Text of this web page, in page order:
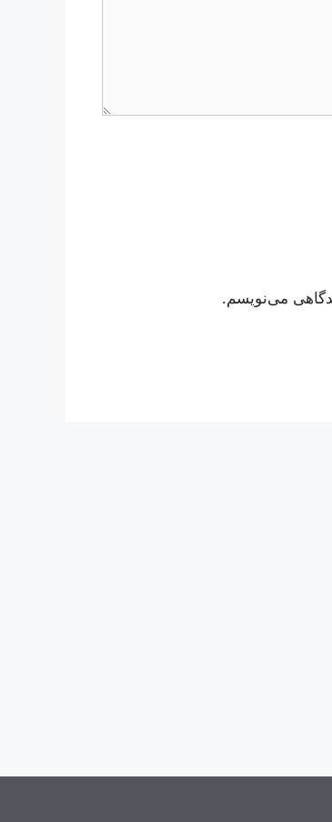
می‌نویسم.